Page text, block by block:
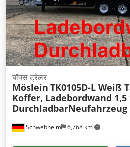
Schwebheim 6,768 km
बॉक्स ट्रेलर
Möslein TK0105D-L Weiß
Koffer, Ladebordwand 1,5
DurchladbarNeufahrzeug